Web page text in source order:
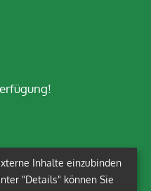
Inhalte einzubinden
"Details" können Sie